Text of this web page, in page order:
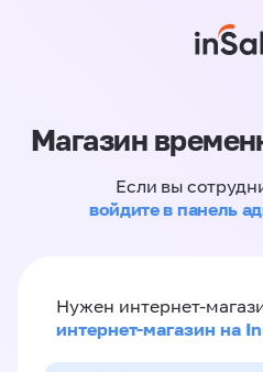
Магазин
Если вы
войдите в панель
Нужен интернет-
интернет-магазин на